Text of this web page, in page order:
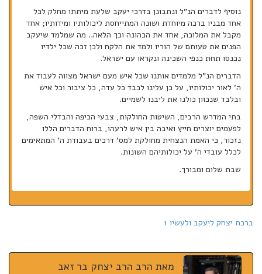
נוסיף לדברים הנ"ל ונתבונן בדרכי יעקב שלעת מיתתו מחלק לכל
אחד מבניו ברכה מיוחדת ושונה המתייחסת ליכולותיו ומידותיו; אחד
מקבל את המלוכה, אחד את הכהונה וכך הלאה.. מה שמלמד שיעקב
הפנים את טעותם של הוריו ולמד את הלקח ולכן זכה שכל ילדיו
נכנסו תחת כנפי השכינה ונקראו עם ישראל.
הדברים הנ"ל מלמדים אותנו שכל איש מעם ישראל מצווה לעבוד את
ה' לאור יכולותיו, על כן עלינו לכבד כל עדה, כל ציבור וכל איש
ובלבד שנכוון כולנו את ליבנו לשמיים.
בתי המדרש הרבים, השיטות החולקות, צבעי הכיפה והבדלי השפה,
לפעמים יוצרים חייץ ואיבה בין איש לרעהו, ברוח הדברים הללו
נזכור, כי האמת הנצחית מחולקת למס' דרכים בעבודת ה' המתאימים
לכלל עובדי ה' על יכולותיהם השונות.
שבת שלום ומבורך.
ברכת יצחק ליעקב ולעשיו 1
מאת הרב הרב יצחק בר זאב